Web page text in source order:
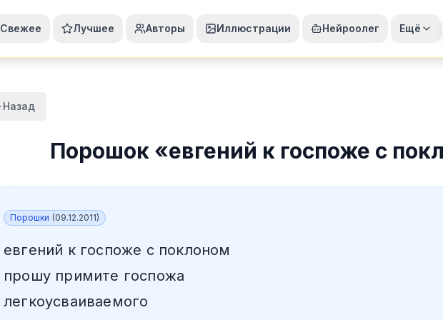
Свежее Лучшее Авторы Иллюстрации Нейроолег Ещё
Назад
Порошок «евгений к госпоже с
Порошки (09.12.2011)
евгений к госпоже с поклоном
прошу примите госпожа
легкоусваиваемого